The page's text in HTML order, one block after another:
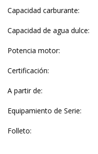
Capacidad carburante:
Capacidad de agua dulce:
Potencia motor:
Certificación:
A partir de:
Equipamiento de Serie:
Folleto: